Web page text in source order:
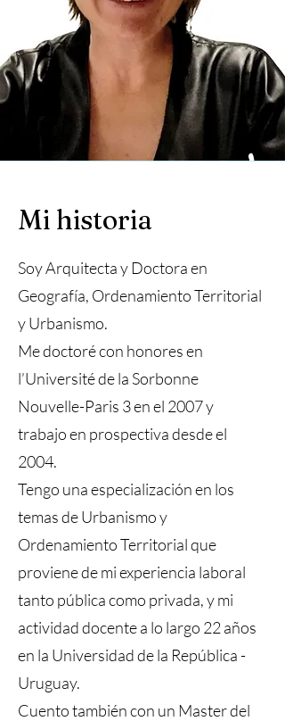
Mi historia
Soy Arquitecta y Doctora en
Geografía, Ordenamiento Territorial
y Urbanismo.
Me doctoré con honores en
l’Université de la Sorbonne
Nouvelle-Paris 3 en el 2007 y
trabajo en prospectiva desde el
2004.
Tengo una especialización en los
temas de Urbanismo y
Ordenamiento Territorial que
proviene de mi experiencia laboral
tanto pública como privada, y mi
actividad docente a lo largo 22 años
en la Universidad de la República -
Uruguay.
Cuento también con un Master del